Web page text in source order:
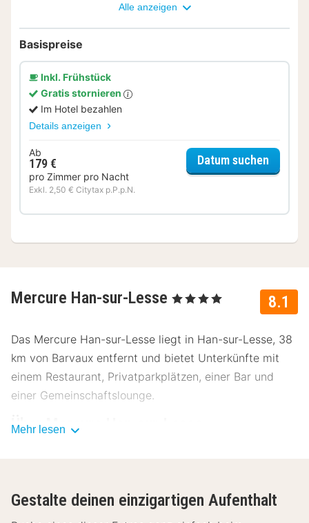
Alle anzeigen
Basispreise
Inkl. Frühstück
Gratis stornieren
Im Hotel bezahlen
Details anzeigen
Ab
179 €
pro Zimmer pro Nacht
Exkl. 2,50 € Citytax p.P.p.N.
Datum suchen
8.1
Mercure Han-sur-Lesse , 4 Sterne
Das Mercure Han-sur-Lesse liegt in Han-sur-Lesse, 38
km von Barvaux entfernt und bietet Unterkünfte mit
einem Restaurant, Privatparkplätzen, einer Bar und
einer Gemeinschaftslounge.
Über Mercure Han-sur-Lesse
Bereichen. Entspanne dich bei deinem Aufenthalt im
Mehr lesen
Gestalte deinen einzigartigen Aufenthalt